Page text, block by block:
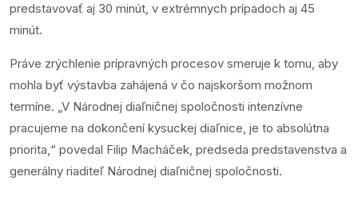
predstavovať aj 30 minút, v extrémnych prípadoch aj 45
minút.
Práve zrýchlenie prípravných procesov smeruje k tomu, aby
mohla byť výstavba zahájená v čo najskoršom možnom
termíne. „V Národnej diaľničnej spoločnosti intenzívne
pracujeme na dokončení kysuckej diaľnice, je to absolútna
priorita,“ povedal Filip Macháček, predseda predstavenstva a
generálny riaditeľ Národnej diaľničnej spoločnosti.